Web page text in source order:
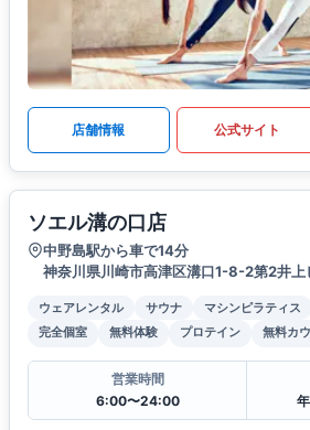
店舗情報 公式サイト
ソエル溝の口店
中野島駅から車で14分
神奈川県川崎市高津区溝口1-8-2第2井上
ウェアレンタル サウナ マシンピラティス
完全個室
無料体験 プロテイン 無料カ
営業時間
6:00〜24:00